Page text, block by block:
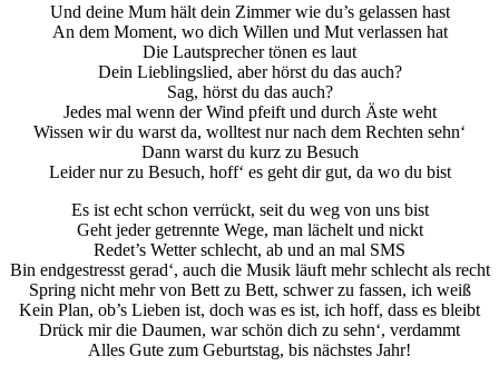
Und deine Mum hält dein Zimmer wie du’s gelassen hast
An dem Moment, wo dich Willen und Mut verlassen hat
Die Lautsprecher tönen es laut
Dein Lieblingslied, aber hörst du das auch?
Sag, hörst du das auch?
Jedes mal wenn der Wind pfeift und durch Äste weht
Wissen wir du warst da, wolltest nur nach dem Rechten sehn‘
Dann warst du kurz zu Besuch
Leider nur zu Besuch, hoff‘ es geht dir gut, da wo du bist
Es ist echt schon verrückt, seit du weg von uns bist
Geht jeder getrennte Wege, man lächelt und nickt
Redet’s Wetter schlecht, ab und an mal SMS
Bin endgestresst gerad‘, auch die Musik läuft mehr schlecht als recht
Spring nicht mehr von Bett zu Bett, schwer zu fassen, ich weiß
Kein Plan, ob’s Lieben ist, doch was es ist, ich hoff, dass es bleibt
Drück mir die Daumen, war schön dich zu sehn‘, verdammt
Alles Gute zum Geburtstag, bis nächstes Jahr!